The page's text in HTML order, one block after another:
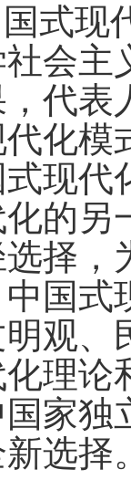
式现
会主
代
化模
现代
的
择
国式
观、
理
家独
选择